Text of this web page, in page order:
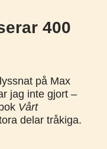
400
på Max
jag inte gjort –
Vårt
delar tråkiga.